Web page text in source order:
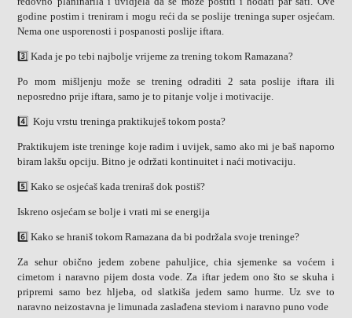
godine postim i treniram i mogu reći da se poslije treninga super osjećam.
Nema one usporenosti i pospanosti poslije iftara.
3️⃣ Kada je po tebi najbolje vrijeme za trening tokom Ramazana?
Po mom mišljenju može se trening odraditi 2 sata poslije iftara ili
neposredno prije iftara, samo je to pitanje volje i motivacije.
4️⃣ Koju vrstu treninga praktikuješ tokom posta?
Praktikujem iste treninge koje radim i uvijek, samo ako mi je baš naporno
biram lakšu opciju. Bitno je održati kontinuitet i naći motivaciju.
5️⃣ Kako se osjećaš kada treniraš dok postiš?
Iskreno osjećam se bolje i vrati mi se energija
6️⃣ Kako se hraniš tokom Ramazana da bi podržala svoje treninge?
Za sehur obično jedem zobene pahuljice, chia sjemenke sa voćem i
cimetom i naravno pijem dosta vode. Za iftar jedem ono što se skuha i
pripremi samo bez hljeba, od slatkiša jedem samo hurme. Uz sve to
naravno neizostavna je limunada zaslađena steviom i naravno puno vode